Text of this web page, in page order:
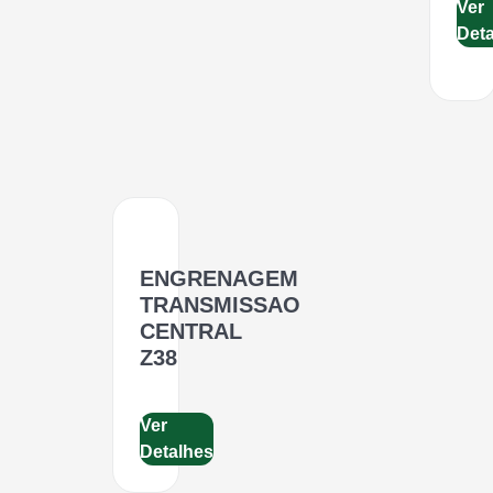
Ver
ENGRENAGEM
TRANSMISSAO
CENTRAL
Z38
Ver
Detalhes